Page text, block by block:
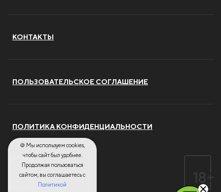
КОНТАКТЫ
ПОЛЬЗОВАТЕЛЬСКОЕ СОГЛАШЕНИЕ
ПОЛИТИКА КОНФИДЕНЦИАЛЬНОСТИ
🍪 Мы используем cookies,
чтобы сайт был удобнее.
Продолжая пользоваться
сайтом, вы соглашаетесь с
Политикой